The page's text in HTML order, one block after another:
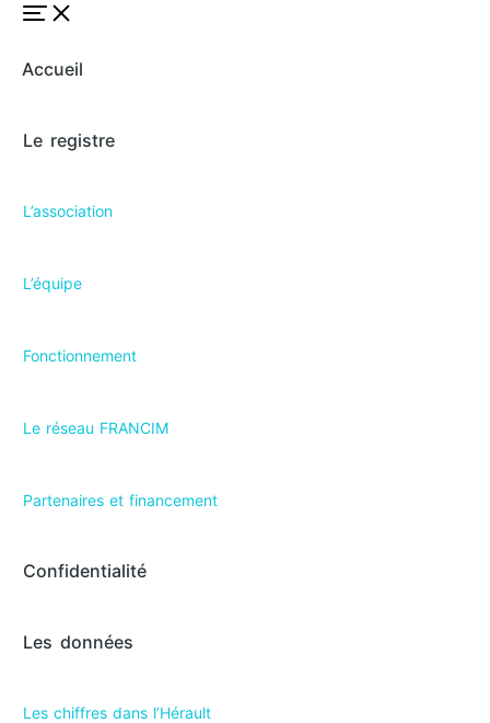
Accueil
Le registre
L’association
L’équipe
Fonctionnement
Le réseau FRANCIM
Partenaires et financement
Confidentialité
Les données
Les chiffres dans l’Hérault​